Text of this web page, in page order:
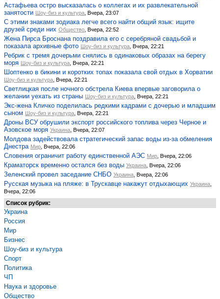
Астафьева остро высказалась о коллегах и их развлекательной
занятости Шоу-биз и культура , Вчера, 23:07
С этими знаками зодиака легче всего найти общий язык: ищите
друзей среди них Общество , Вчера, 22:52
Жена Пирса Броснана поздравила его с серебряной свадьбой и
показала архивные фото Шоу-биз и культура , Вчера, 22:21
Ребрик с тремя дочерьми снялись в одинаковых образах на берегу
моря Шоу-биз и культура , Вчера, 22:21
Шоптенко в бикини и коротких топах показала свой отдых в Хорватии
Шоу-биз и культура , Вчера, 22:21
Светлицкая после ночного обстрела Киева впервые заговорила о
желании уехать из страны Шоу-биз и культура , Вчера, 22:21
Экс-жена Кличко поделилась редкими кадрами с дочерью и младшим
сыном Шоу-биз и культура , Вчера, 22:21
Дроны ВСУ обрушили экспорт российского топлива через Черное и
Азовское моря Украина , Вчера, 22:07
Молдова задействовала стратегический запас воды из-за обмеления
Днестра Мир , Вчера, 22:06
Словения ограничит работу единственной АЭС Мир , Вчера, 22:06
Краматорск временно остался без воды Украина , Вчера, 22:06
Зеленский провел заседание СНБО Украина , Вчера, 22:06
Русская музыка на пляже: в Трускавце накажут отдыхающих Украина
Вчера, 22:06
Список рубрик:
Украина
Россия
Мир
Бизнес
Шоу-биз и культура
Спорт
Политика
ЧП
Наука и здоровье
Общество